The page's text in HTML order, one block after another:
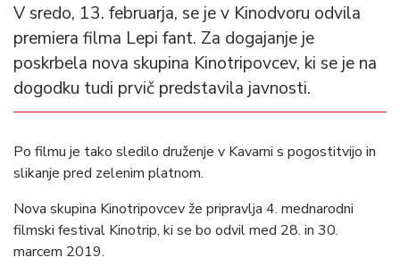
V sredo, 13. februarja, se je v Kinodvoru odvila
premiera filma Lepi fant. Za dogajanje je
poskrbela nova skupina Kinotripovcev, ki se je na
dogodku tudi prvič predstavila javnosti.
Po filmu je tako sledilo druženje v Kavarni s pogostitvijo in
slikanje pred zelenim platnom.
Nova skupina Kinotripovcev že pripravlja 4. mednarodni
filmski festival Kinotrip, ki se bo odvil med 28. in 30.
marcem 2019.